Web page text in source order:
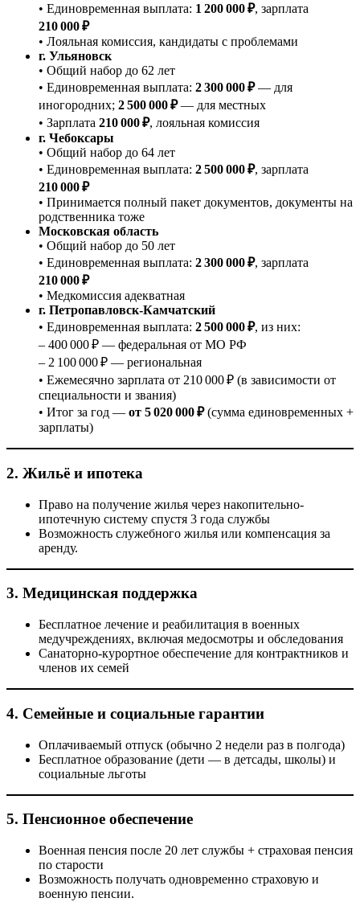
• Единовременная выплата: 1 200 000 ₽, зарплата
210 000 ₽
• Лояльная комиссия, кандидаты с проблемами
г. Ульяновск
• Общий набор до 62 лет
• Единовременная выплата: 2 300 000 ₽— для
иногородних; 2 500 000 ₽— для местных
• Зарплата 210 000 ₽, лояльная комиссия
г. Чебоксары
• Общий набор до 64 лет
• Единовременная выплата: 2 500 000 ₽, зарплата
210 000 ₽
• Принимается полный пакет документов, документы на
родственника тоже
Московская область
• Общий набор до 50 лет
• Единовременная выплата: 2 300 000 ₽, зарплата
210 000 ₽
• Медкомиссия адекватная
г. Петропавловск-Камчатский
• Единовременная выплата: 2 500 000 ₽, из них:
– 400 000 ₽ — федеральная от МО РФ
– 2 100 000 ₽ — региональная
• Ежемесячно зарплата от 210 000 ₽ (в зависимости от
специальности и звания)
• Итог за год — от 5 020 000 ₽(сумма единовременных +
зарплаты)
2. Жильё и ипотека
Право на получение жилья через накопительно-
ипотечную систему спустя 3 года службы
Возможность служебного жилья или компенсация за
аренду.
3. Медицинская поддержка
Бесплатное лечение и реабилитация в военных
медучреждениях, включая медосмотры и обследования
Санаторно-курортное обеспечение для контрактников и
членов их семей
4. Семейные и социальные гарантии
Оплачиваемый отпуск (обычно 2 недели раз в полгода)
Бесплатное образование (дети — в детсады, школы) и
социальные льготы
5. Пенсионное обеспечение
Военная пенсия после 20 лет службы + страховая пенсия
по старости
Возможность получать одновременно страховую и
военную пенсии.